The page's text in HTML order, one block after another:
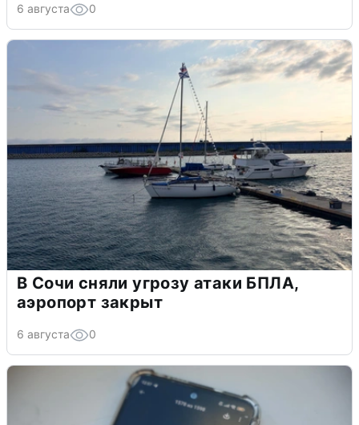
6 августа 0
В Сочи сняли угрозу атаки БПЛА,
аэропорт закрыт
6 августа 0